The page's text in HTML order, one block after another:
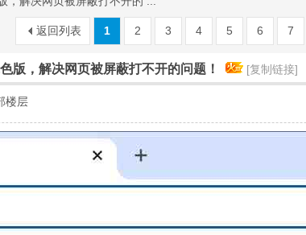
1 2 3 4 5 6 7
返回列表
版，解决网页被屏蔽打不开的问题！ [复制链接]
楼层